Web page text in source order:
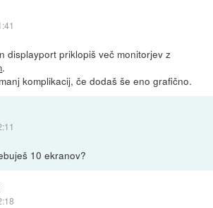
displayport priklopiš več monitorjev z
.
komplikacij, če dodaš še eno grafično.
10 ekranov?